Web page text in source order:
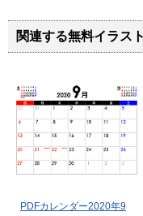
関連する無料イラス
PDFカレンダー2020年9